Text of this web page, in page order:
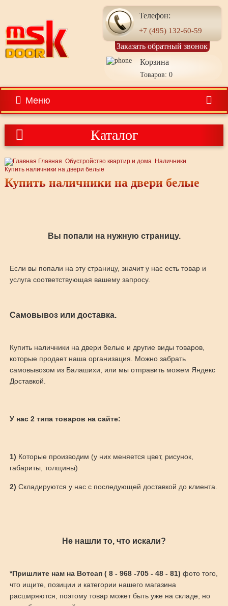
Телефон:
+7 (495) 132-60-59
Заказать обратный звонок
Корзина
Товаров: 0
Меню
Каталог
Главная Обустройство квартир и дома Наличники
Купить наличники на двери белые
Купить наличники на двери белые
Вы попали на нужную страницу.
Если вы попали на эту страницу, значит у нас есть товар и
услуга соответствующая вашему запросу.
Самовывоз или доставка.
Купить наличники на двери белые и другие виды товаров,
которые продает наша организация. Можно забрать
самовывозом из Балашихи, или мы отправить можем Яндекс
Доставкой.
У нас 2 типа товаров на сайте:
1) Которые производим (у них меняется цвет, рисунок,
габариты, толщины)
2) Складируются у нас с последующей доставкой до клиента.
Не нашли то, что искали?
*Пришлите нам на Вотсап ( 8 - 968 -705 - 48 - 81) фото того,
что ищите, позиции и категории нашего магазина
расширяются, поэтому товар может быть уже на складе, но